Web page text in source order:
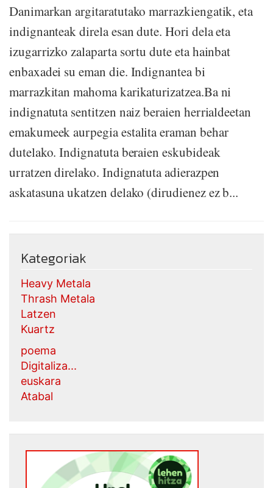
Danimarkan argitaratutako marrazkiengatik, eta
indignanteak direla esan dute. Hori dela eta
izugarrizko zalaparta sortu dute eta hainbat
enbaxadei su eman die. Indignantea bi
marrazkitan mahoma karikaturizatzea.Ba ni
indignatuta sentitzen naiz beraien herrialdeetan
emakumeek aurpegia estalita eraman behar
dutelako. Indignatuta beraien eskubideak
urratzen direlako. Indignatuta adierazpen
askatasuna ukatzen delako (dirudienez ez b...
Kategoriak
Heavy Metala
Thrash Metala
Latzen
Kuartz
poema
Digitaliza...
euskara
Atabal